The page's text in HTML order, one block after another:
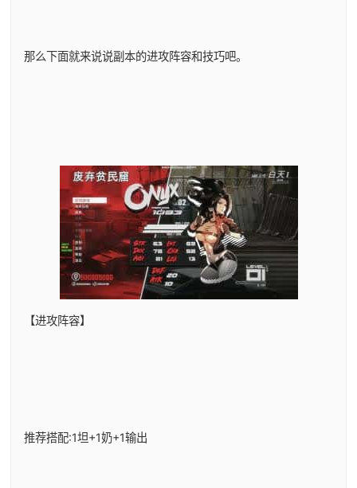
那么下面就来说说副本的进攻阵容和技巧吧。
【进攻阵容】
推荐搭配:1坦+1奶+1输出